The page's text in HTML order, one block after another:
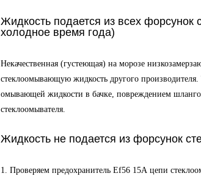
Жидкость подается из всех
холодное время года)
Некачественная (густеющая) на морозе
стеклоомывающую жидкость другого
омывающей жидкости в бачке, повреждением
стеклоомывателя.
Жидкость не подается из форсунок
1. Проверяем предохранитель Ef56 15А цепи